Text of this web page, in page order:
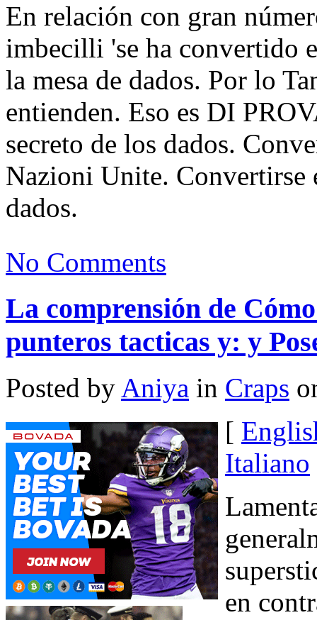
En relación con gran
imbecilli 'se ha convertido
la mesa de dados. Por lo
entienden. Eso es DI
secreto de los dados.
Nazioni Unite. Convertirse
dados.
No Comments
La comprensión de
punteros tacticas y: y
Posted by Aniya in Craps
[
Italiano
en